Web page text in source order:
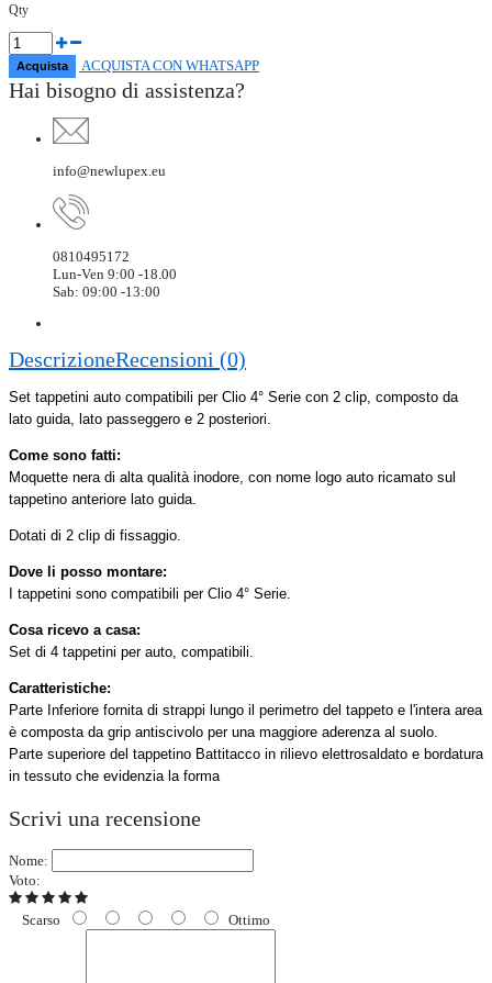
Qty
ACQUISTA CON WHATSAPP
Hai bisogno di assistenza?
info@newlupex.eu
0810495172
Lun-Ven 9:00 -18.00
Sab: 09:00 -13:00
DescrizioneRecensioni (0)
Set tappetini auto compatibili per Clio 4° Serie con 2 clip, composto da
lato guida, lato passeggero e 2 posteriori.
Come sono fatti:
Moquette nera di alta qualità inodore, con nome logo auto ricamato sul
tappetino anteriore lato guida.
Dotati di 2 clip di fissaggio.
Dove li posso montare:
I tappetini sono compatibili per Clio 4° Serie.
Cosa ricevo a casa:
Set di 4 tappetini per auto, compatibili.
Caratteristiche:
Parte Inferiore fornita di strappi lungo il perimetro del tappeto e l'intera area
è composta da grip antiscivolo per una maggiore aderenza al suolo.
Parte superiore del tappetino Battitacco in rilievo elettrosaldato e bordatura
in tessuto che evidenzia la forma
Scrivi una recensione
Nome:
Voto:
Scarso Ottimo